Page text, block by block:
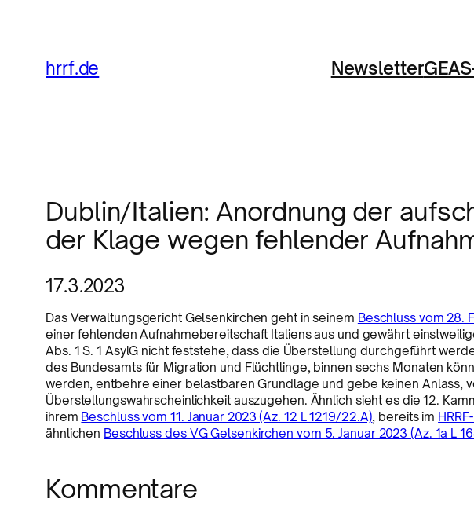
hrrf.de Newsletter
Dublin/Italien: Anordnung der
der Klage wegen fehlender
17.3.2023
Das Verwaltungsgericht Gelsenkirchen geht in seinem Beschluss vom 28.
einer fehlenden Aufnahmebereitschaft Italiens aus und gewährt
Abs. 1 S. 1 AsylG nicht feststehe, dass die Überstellung durchgeführt
des Bundesamts für Migration und Flüchtlinge, binnen sechs Monaten
werden, entbehre einer belastbaren Grundlage und gebe keinen Anlass,
Überstellungswahrscheinlichkeit auszugehen. Ähnlich sieht es die 12.
ihrem Beschluss vom 11. Januar 2023 (Az. 12 L 1219/22.A), bereits im
ähnlichen Beschluss des VG Gelsenkirchen vom 5. Januar 2023 (Az. 1a L
Kommentare